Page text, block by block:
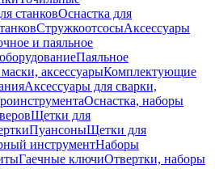
станковОснастка для
СтружкоотсосыАксессуары
и паяльное
Паяльное
аксессуарыКомплектующие
Аксессуары для сварки,
Оснастка, наборы
Щетки для
ПуансоныЩетки для
инструментНаборы
Гаечные ключиОтвертки, наборы